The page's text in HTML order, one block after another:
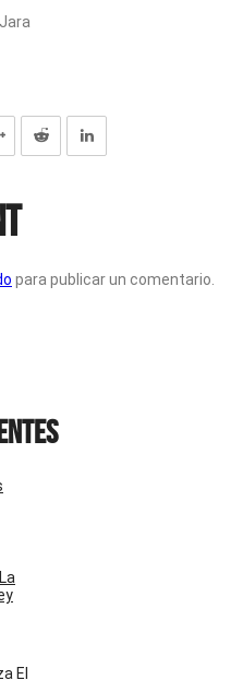
para publicar un comentario.
El